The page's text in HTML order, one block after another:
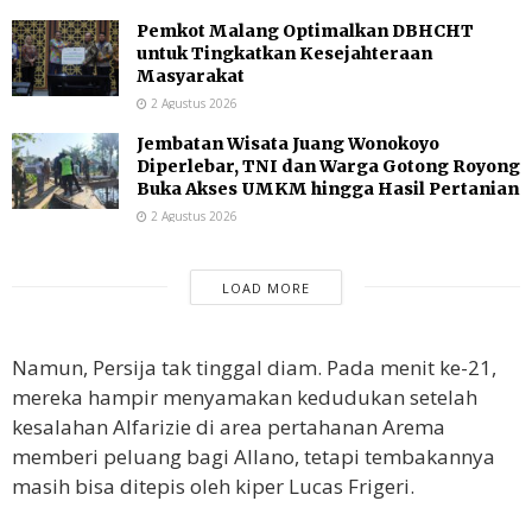
Pemkot Malang Optimalkan DBHCHT
untuk Tingkatkan Kesejahteraan
Masyarakat
2 Agustus 2026
Jembatan Wisata Juang Wonokoyo
Diperlebar, TNI dan Warga Gotong Royong
Buka Akses UMKM hingga Hasil Pertanian
2 Agustus 2026
LOAD MORE
Namun, Persija tak tinggal diam. Pada menit ke-21,
mereka hampir menyamakan kedudukan setelah
kesalahan Alfarizie di area pertahanan Arema
memberi peluang bagi Allano, tetapi tembakannya
masih bisa ditepis oleh kiper Lucas Frigeri.